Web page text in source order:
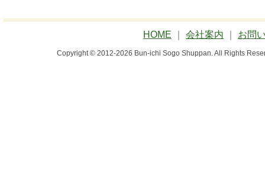
HOME 会社案内 お問
Copyright © 2012-2026 Bun-ichi Sogo Shuppan. All Rights